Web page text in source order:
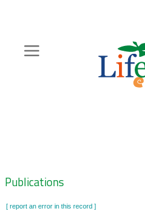
content
Zoeknavigatie
Publications
[ report an error in this record ]